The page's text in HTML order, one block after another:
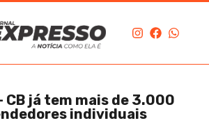
CB já tem mais de 3.000
individuais